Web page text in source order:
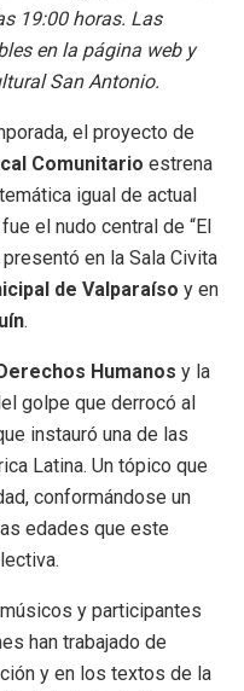
19:00 horas. Las
en la página web y
San Antonio.
el proyecto de
Comunitario estrena
igual de actual
el nudo central de “El
en la Sala Civita
de Valparaíso y en
.
Humanos y la
golpe que derrocó al
instauró una de las
Latina. Un tópico que
conformándose un
edades que este
y participantes
han trabajado de
y en los textos de la